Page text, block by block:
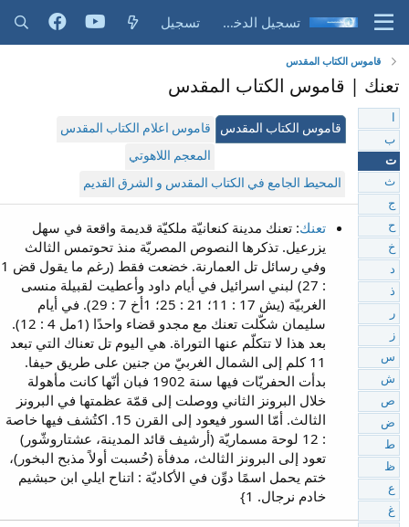
تسجيل الدخول تسجيل
قاموس الكتاب المقدس
تعنك | قاموس الكتاب المقدس
قاموس الكتاب المقدس
قاموس اعلام الكتاب المقدس
المعجم اللاهوتي
المحيط الجامع في الكتاب المقدس و الشرق القديم
تعنك: تعنك مدينة كنعانيّة ملكيّة قديمة واقعة في سهل
يزرعيل. تذكرها النصوص المصريّة منذ تحوتمس الثالث
وفي رسائل تل العمارنة. خضعت فقط (رغم ما يقول قض 1
: 27) لبني اسرائيل في أيام داود وأعطيت لقبيلة منسى
الغربيّة (يش 17 : 11؛ 21 : 25؛ 1أخ 7 : 29). في أيام
سليمان شكّلت تعنك مع مجدو قضاء واحدًا (1مل 4 : 12).
بعد هذا لا تتكلّم عنها التوراة. هي اليوم تل تعناك التي تبعد
11 كلم إلى الشمال الغربيّ من جنين على طريق حيفا.
بدأت الحفريّات فيها سنة 1902 فبان أنّها كانت مأهولة
خلال البرونز الثاني ووصلت إلى قمّة عظمتها في البرونز
الثالث. أمّا السور فيعود إلى القرن 15. اكتُشف فيها خاصة
: 12 لوحة مسماريّة (أرشيف قائد المدينة، عشتاروشّور)
تعود إلى البرونز الثالث، مدفأة (حُسبت أولاً مذبح البخور)،
ختم يحمل اسمًا دوِّن في الأكاديّة : اتناح ايلي ابن حبشيم
خادم نرجال. 1}
ب
ت
ث
ج
ح
خ
د
ذ
ر
ز
س
ش
ص
ض
ط
ظ
ع
غ